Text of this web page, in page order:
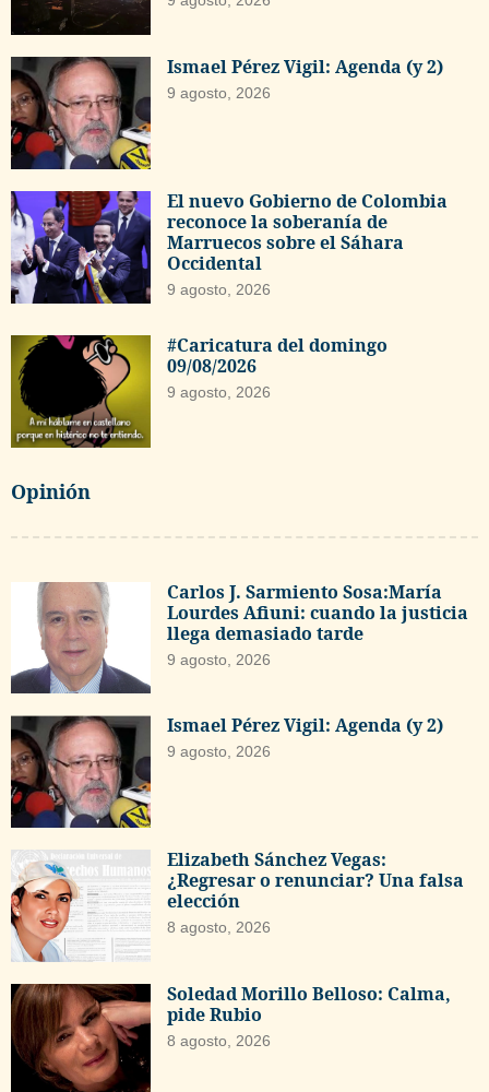
Ismael Pérez Vigil: Agenda (y 2)
9 agosto, 2026
El nuevo Gobierno de Colombia
reconoce la soberanía de
Marruecos sobre el Sáhara
Occidental
9 agosto, 2026
#Caricatura del domingo
09/08/2026
9 agosto, 2026
Opinión
Carlos J. Sarmiento Sosa:María
Lourdes Afiuni: cuando la justicia
llega demasiado tarde
9 agosto, 2026
Ismael Pérez Vigil: Agenda (y 2)
9 agosto, 2026
Elizabeth Sánchez Vegas:
¿Regresar o renunciar? Una falsa
elección
8 agosto, 2026
Soledad Morillo Belloso: Calma,
pide Rubio
8 agosto, 2026